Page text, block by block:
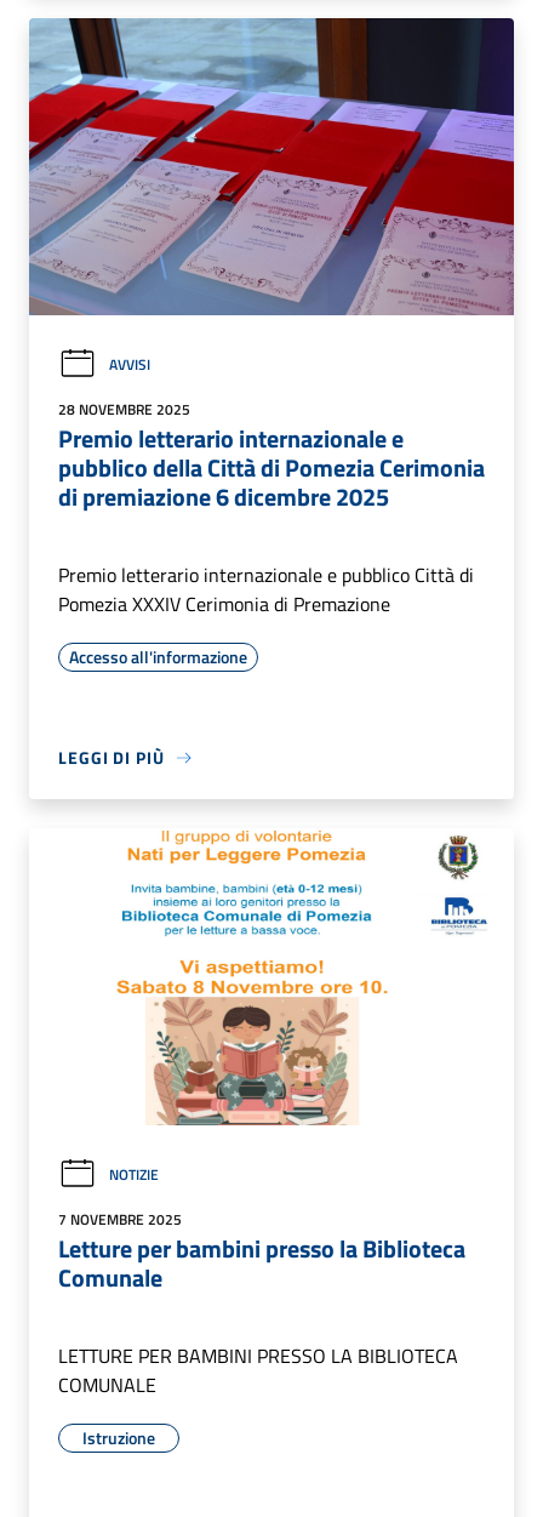
AVVISI
28 NOVEMBRE 2025
Premio letterario internazionale e
pubblico della Città di Pomezia Cerimonia
di premiazione 6 dicembre 2025
Premio letterario internazionale e pubblico Città di
Pomezia XXXIV Cerimonia di Premazione
Accesso all'informazione
LEGGI DI PIÙ
NOTIZIE
7 NOVEMBRE 2025
Letture per bambini presso la Biblioteca
Comunale
LETTURE PER BAMBINI PRESSO LA BIBLIOTECA
COMUNALE
Istruzione